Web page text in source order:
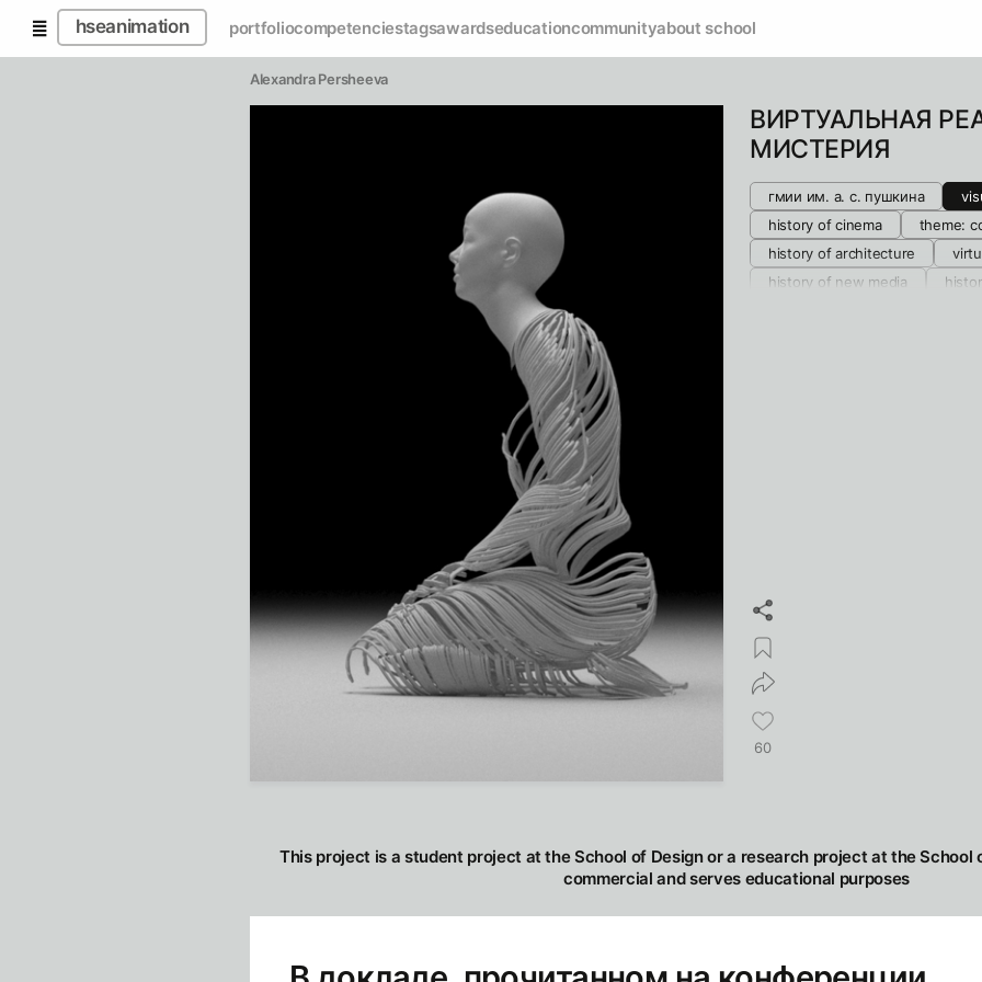
hseanimation portfoliocompetenciestagsawardseducationcommunityabout school
Alexandra Persheeva
ВИРТУАЛЬНАЯ
МИСТЕРИЯ
гмии им. а. с. пушкина
history of cinema
theme:
history of architecture
history of new media
60
This project is a student project at the School of Design or a research project at the School
commercial and serves educational purposes